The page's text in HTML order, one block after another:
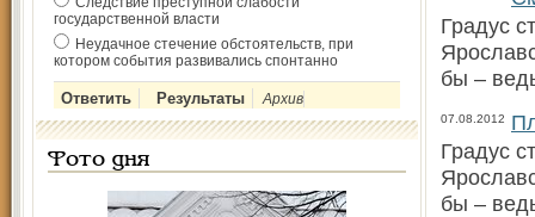
государственной власти
Неудачное стечение обстоятельств, при
котором события развивались спонтанно
Архив
Фото дня
Градус
бы –
07.08.2012
Градус
бы –